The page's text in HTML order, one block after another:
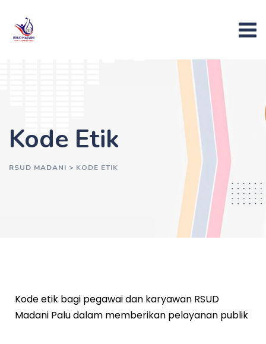
Kode Etik
RSUD MADANI > KODE ETIK
Kode etik bagi pegawai dan karyawan RSUD
Madani Palu dalam memberikan pelayanan publik